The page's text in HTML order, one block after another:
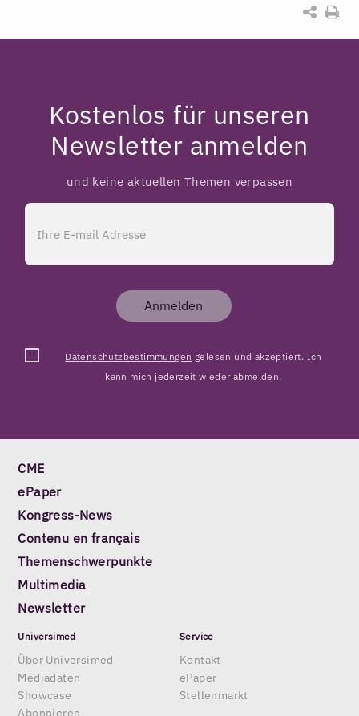
Kostenlos für unseren
Newsletter anmelden
und keine aktuellen Themen verpassen
Anmelden
Datenschutzbestimmungen gelesen und akzeptiert. Ich
kann mich jederzeit wieder abmelden.
CME
ePaper
Kongress-News
Contenu en français
Themenschwerpunkte
Multimedia
Newsletter
Universimed
Über Universimed
Mediadaten
Showcase
Abonnieren
Service
Kontakt
ePaper
Stellenmarkt